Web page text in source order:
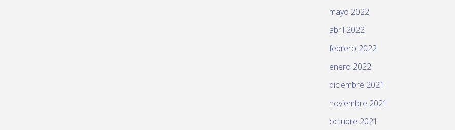
mayo 2022
abril 2022
febrero 2022
enero 2022
diciembre 2021
noviembre 2021
octubre 2021